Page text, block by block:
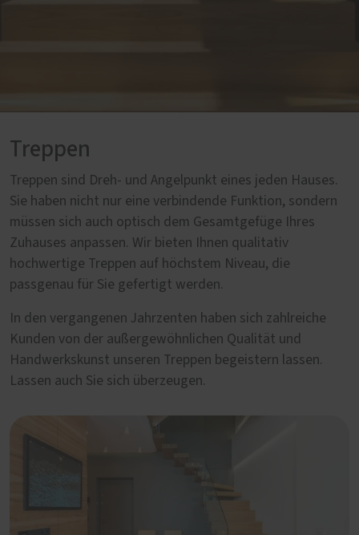
Treppen
Treppen sind Dreh- und Angelpunkt eines jeden Hauses.
Sie haben nicht nur eine verbindende Funktion, sondern
müssen sich auch optisch dem Gesamtgefüge Ihres
Zuhauses anpassen. Wir bieten Ihnen qualitativ
hochwertige Treppen auf höchstem Niveau, die
passgenau für Sie gefertigt werden.
In den vergangenen Jahrzenten haben sich zahlreiche
Kunden von der außergewöhnlichen Qualität und
Handwerkskunst unseren Treppen begeistern lassen.
Lassen auch Sie sich überzeugen.